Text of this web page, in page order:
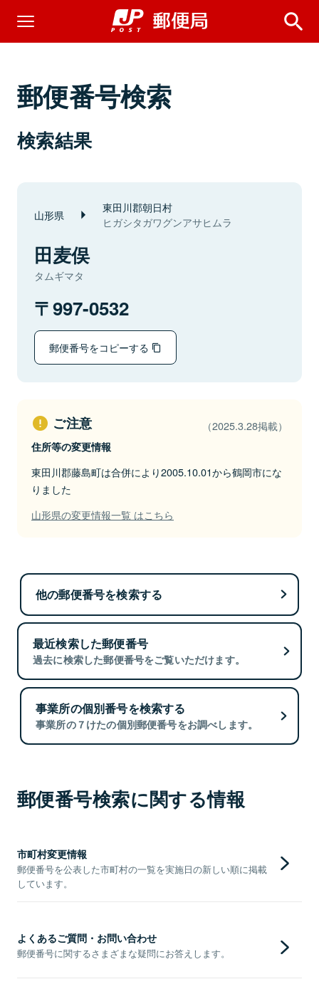
郵便番号検索
検索結果
山形県 東田川郡朝日村
ヒガシタガワグンアサヒムラ
田麦俣
タムギマタ
997-0532
郵便番号をコピーする
ご注意 （2025.3.28掲載）
住所等の変更情報
東田川郡藤島町は合併により2005.10.01から鶴岡市にな
りました
山形県の変更情報一覧 はこちら
他の郵便番号を検索する
最近検索した郵便番号
過去に検索した郵便番号をご覧いただけます。
事業所の個別番号を検索する
事業所の７けたの個別郵便番号をお調べします。
郵便番号検索に関する情報
市町村変更情報
郵便番号を公表した市町村の一覧を実施日の新しい順に掲載
しています。
よくあるご質問・お問い合わせ
郵便番号に関するさまざまな疑問にお答えします。